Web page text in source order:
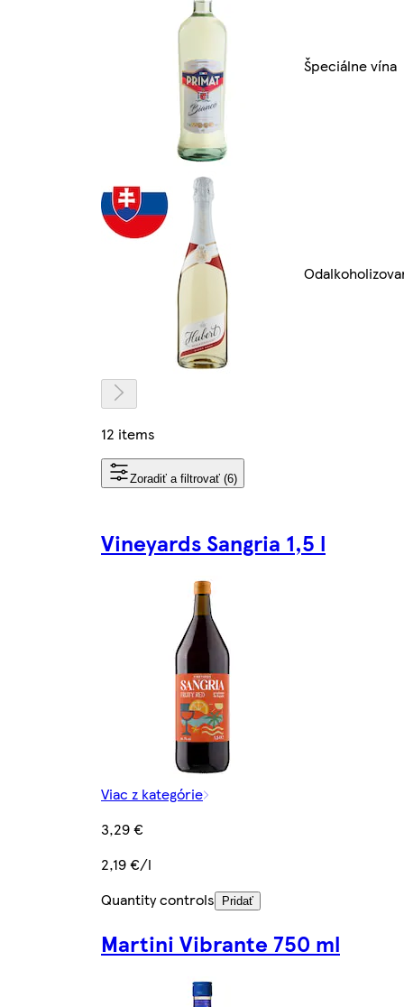
Špeciálne vína
12 items
Zoradiť a filtrovať (6)
Vineyards Sangria 1,5 l
Viac z kategórie
3,29 €
2,19 €/l
Quantity controls
Pridať
Martini Vibrante 750 ml